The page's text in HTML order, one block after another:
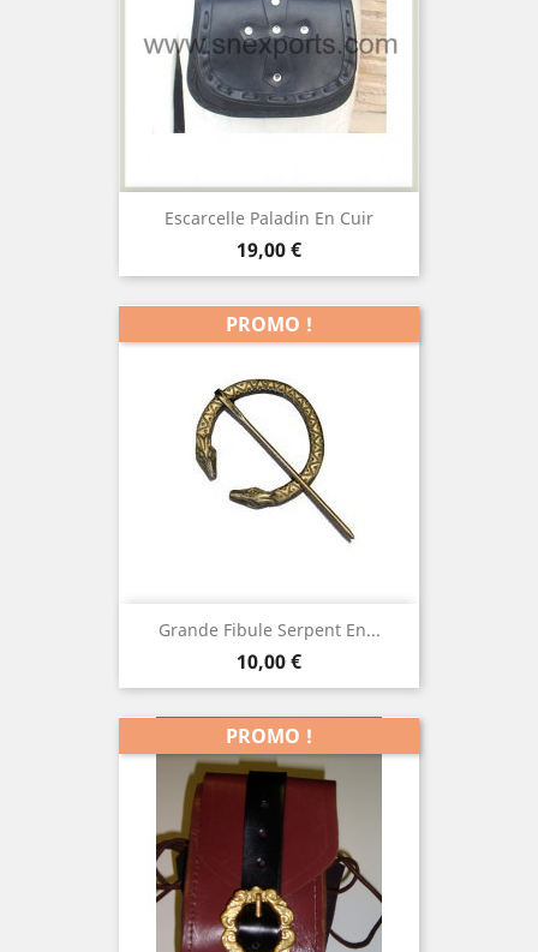
Escarcelle Paladin En Cuir
Prix
19,00 €
Grande Fibule Serpent En...
Prix
10,00 €
PROMO !
PROMO !